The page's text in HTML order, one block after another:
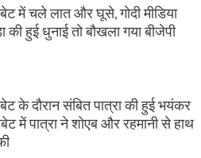
में चले लात और घूसे, गोदी मीडिया
हुई धुनाई तो बौखला गया बीजेपी
के दौरान संबित पात्रा की हुई भयंकर
में पात्रा ने शोएब और रहमानी से हाथ